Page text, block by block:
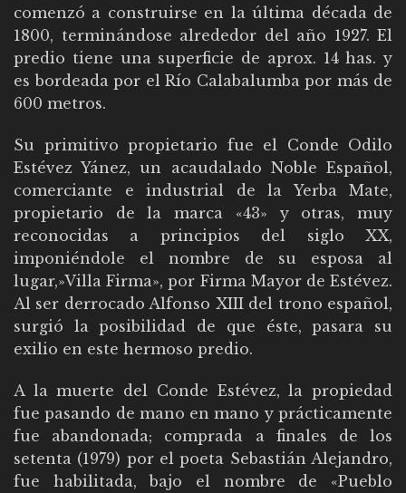
comenzó a construirse en la última década de
1800, terminándose alrededor del año 1927. El
predio tiene una superficie de aprox. 14 has. y
es bordeada por el Río Calabalumba por más de
600 metros.
Su primitivo propietario fue el Conde Odilo
Estévez Yánez, un acaudalado Noble Español,
comerciante e industrial de la Yerba Mate,
propietario de la marca «43» y otras, muy
reconocidas a principios del siglo XX,
imponiéndole el nombre de su esposa al
lugar,»Villa Firma», por Firma Mayor de Estévez.
Al ser derrocado Alfonso XIII del trono español,
surgió la posibilidad de que éste, pasara su
exilio en este hermoso predio.
A la muerte del Conde Estévez, la propiedad
fue pasando de mano en mano y prácticamente
fue abandonada; comprada a finales de los
setenta (1979) por el poeta Sebastián Alejandro,
fue habilitada, bajo el nombre de «Pueblo